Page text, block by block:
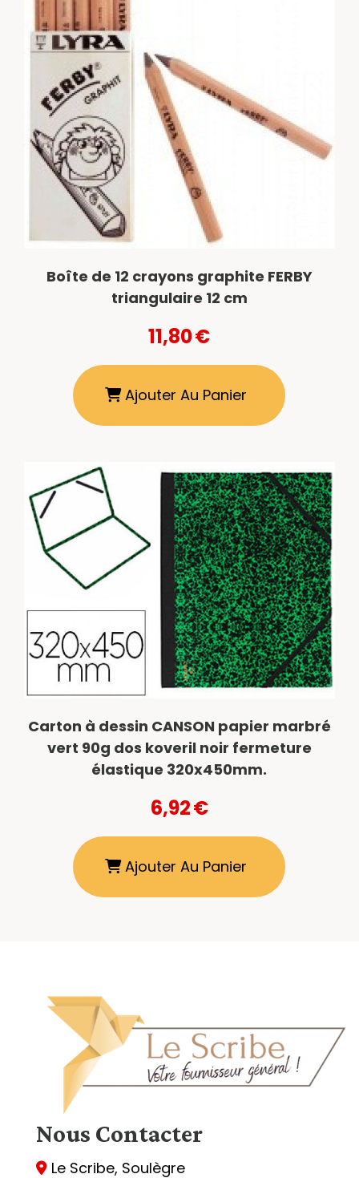
Boîte de 12 crayons graphite FERBY
triangulaire 12 cm
11,80€
Ajouter Au Panier
Carton à dessin CANSON papier marbré
vert 90g dos koveril noir fermeture
élastique 320x450mm.
6,92€
Ajouter Au Panier
Nous Contacter
 Le Scribe, Soulègre